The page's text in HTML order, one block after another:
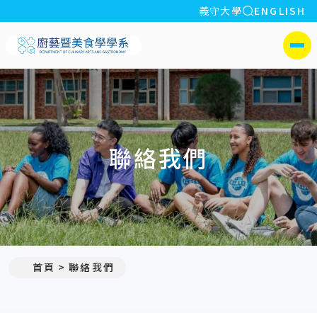
:::
義守大學 全站搜索
ENGLISH
側選單
聯絡我們
首頁 聯絡我們